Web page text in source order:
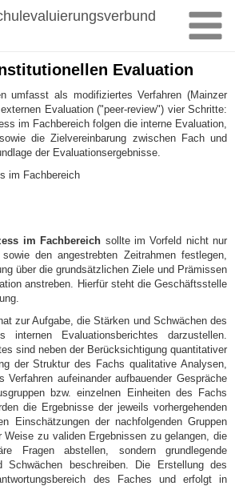
Evaluation
umfasst als modifiziertes Verfahren (Mainzer
Evaluation ("peer-review") vier Schritte:
im Fachbereich folgen die interne Evaluation,
die Zielvereinbarung zwischen Fach und
der Evaluationsergebnisse.
im Fachbereich
im Fachbereich sollte im Vorfeld nicht nur
den angestrebten Zeitrahmen festlegen,
über die grundsätzlichen Ziele und Prämissen
anstreben. Hierfür steht die Geschäftsstelle
zur Aufgabe, die Stärken und Schwächen des
Evaluationsberichtes darzustellen.
sind neben der Berücksichtigung quantitativer
der Struktur des Fachs qualitative Analysen,
Verfahren aufeinander aufbauender Gespräche
bzw. einzelnen Einheiten des Fachs
die Ergebnisse der jeweils vorhergehenden
Einschätzungen der nachfolgenden Gruppen
zu validen Ergebnissen zu gelangen, die
Fragen abstellen, sondern grundlegende
Schwächen beschreiben. Die Erstellung des
des Faches und erfolgt in